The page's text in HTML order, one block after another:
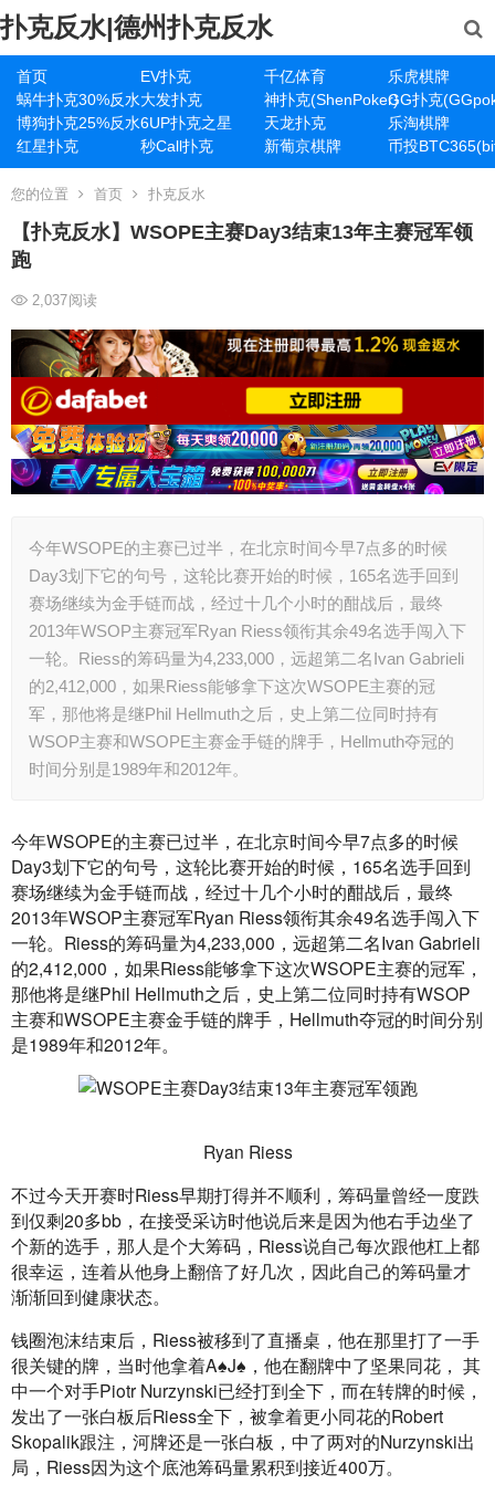
扑克反水|德州扑克反水
首页 EV扑克 千亿体育
乐虎棋牌
蜗牛扑克30%反水大发扑克 神扑克(ShenPoker)GG扑克
博狗扑克25%反水6UP扑克之星 天龙扑克
乐淘棋牌
红星扑克
秒Call扑克 新葡京棋牌 币投
您的位置 首页 扑克反水
【扑克反水】WSOPE主赛Day3结束13年主赛冠军领
跑
2,037阅读
今年WSOPE的主赛已过半，在北京时间今早7点多的时候
Day3划下它的句号，这轮比赛开始的时候，165名选手回到
赛场继续为金手链而战，经过十几个小时的酣战后，最终
2013年WSOP主赛冠军Ryan Riess领衔其余49名选手闯入下
一轮。Riess的筹码量为4,233,000，远超第二名Ivan Gabrieli
的2,412,000，如果Riess能够拿下这次WSOPE主赛的冠
军，那他将是继Phil Hellmuth之后，史上第二位同时持有
WSOP主赛和WSOPE主赛金手链的牌手，Hellmuth夺冠的
时间分别是1989年和2012年。
今年WSOPE的主赛已过半，在北京时间今早7点多的时候
Day3划下它的句号，这轮比赛开始的时候，165名选手回到
赛场继续为金手链而战，经过十几个小时的酣战后，最终
2013年WSOP主赛冠军Ryan Riess领衔其余49名选手闯入下
一轮。Riess的筹码量为4,233,000，远超第二名Ivan Gabrieli
的2,412,000，如果Riess能够拿下这次WSOPE主赛的冠军，
那他将是继Phil Hellmuth之后，史上第二位同时持有WSOP
主赛和WSOPE主赛金手链的牌手，Hellmuth夺冠的时间分别
是1989年和2012年。
Ryan Riess
不过今天开赛时Riess早期打得并不顺利，筹码量曾经一度跌
到仅剩20多bb，在接受采访时他说后来是因为他右手边坐了
个新的选手，那人是个大筹码，Riess说自己每次跟他杠上都
很幸运，连着从他身上翻倍了好几次，因此自己的筹码量才
渐渐回到健康状态。
钱圈泡沫结束后，Riess被移到了直播桌，他在那里打了一手
很关键的牌，当时他拿着A♠J♠，他在翻牌中了坚果同花， 其
中一个对手Piotr Nurzynski已经打到全下，而在转牌的时候，
发出了一张白板后Riess全下，被拿着更小同花的Robert
Skopalik跟注，河牌还是一张白板，中了两对的Nurzynski出
局，Riess因为这个底池筹码量累积到接近400万。